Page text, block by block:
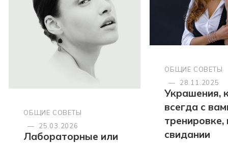
ОБЩИЕ СОВЕТЫ
—
25.03.2026
Лабораторные или
ОБЩИЕ СОВЕТЫ
—
28.11.2025
Украшения,
всегда с
тренировке,
свидании